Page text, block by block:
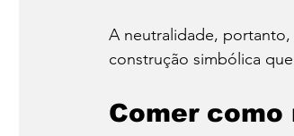
A neutralidade, portanto,
construção simbólica
Comer